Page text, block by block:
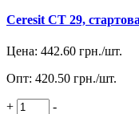
Ceresit CT 29,
Цена: 442.60 грн./шт.
Опт: 420.50 грн./шт.
+ -